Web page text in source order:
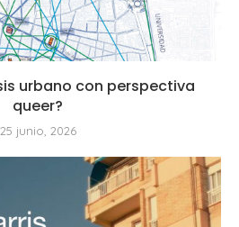
urbano con perspectiva
queer?
25 junio, 2026